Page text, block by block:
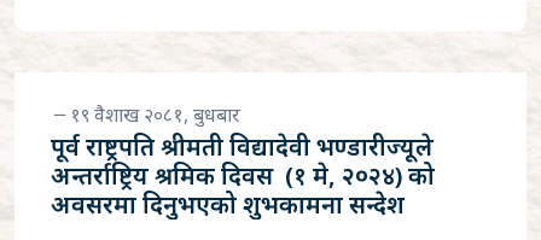
१९ वैशाख २०८१, बुधबार
पूर्व राष्ट्रपति श्रीमती विद्यादेवी भण्डारीज्यूले
अन्तर्राष्ट्रिय श्रमिक दिवस (१ मे, २०२४) को
अवसरमा दिनुभएको शुभकामना सन्देश